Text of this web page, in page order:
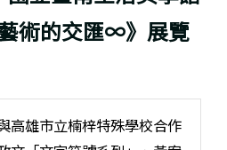
術的交匯∞》展覽
高雄市立楠梓特殊學校合作